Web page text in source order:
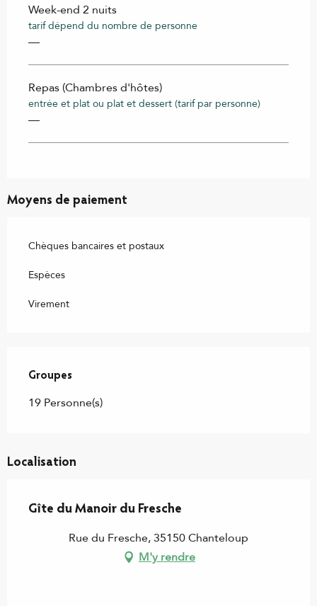
Week-end 2 nuits
tarif dépend du nombre de personne
—
Repas (Chambres d'hôtes)
entrée et plat ou plat et dessert (tarif par personne)
—
Moyens de paiement
Chèques bancaires et postaux
Espèces
Virement
Groupes
Groupes
19 Personne(s)
Localisation
Gîte du Manoir du Fresche
Rue du Fresche, 35150 Chanteloup
M'y rendre